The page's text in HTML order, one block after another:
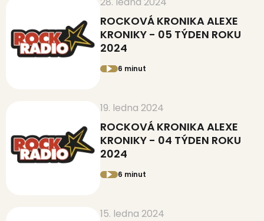
ROCKOVÁ KRONIKA ALEXE
KRONIKY - 05 TÝDEN ROKU
2024
6 minut
19. ledna 2024
ROCKOVÁ KRONIKA ALEXE
KRONIKY - 04 TÝDEN ROKU
2024
6 minut
15. ledna 2024